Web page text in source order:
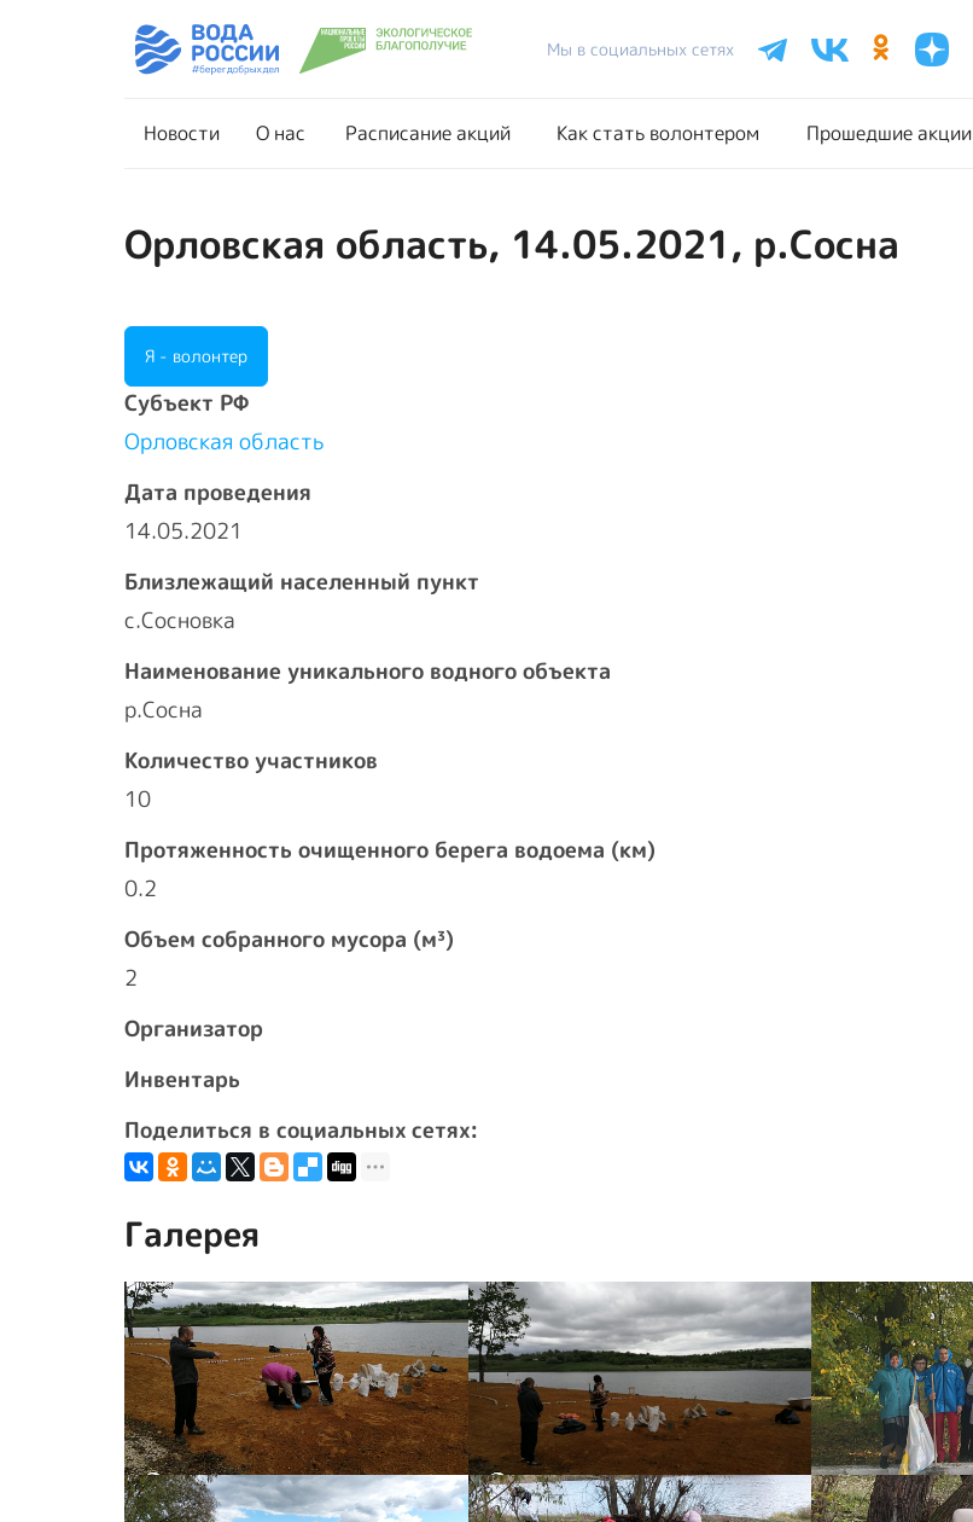
Мы в социальных сетях
Новости О нас Расписание акций Как стать волонтером Прошедшие акции
Новости О нас Как стать волонтером
Орловская область, 14.05.2021, р.Сосна
Я - волонтер
Cубъект РФ
Орловская область
Дата проведения
14.05.2021
Близлежащий населенный пункт
с.Сосновка
Наименование уникального водного объекта
р.Сосна
Количество участников
10
Протяженность очищенного берега водоема (км)
0.2
Объем собранного мусора (м³)
2
Организатор
Инвентарь
Поделиться в социальных сетях:
Галерея